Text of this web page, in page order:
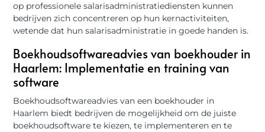
op professionele salarisadministratiediensten kunnen
bedrijven zich concentreren op hun kernactiviteiten,
wetende dat hun salarisadministratie in goede handen is.
Boekhoudsoftwareadvies van boekhouder in
Haarlem: Implementatie en training van
software
Boekhoudsoftwareadvies van een boekhouder in
Haarlem biedt bedrijven de mogelijkheid om de juiste
boekhoudsoftware te kiezen, te implementeren en te